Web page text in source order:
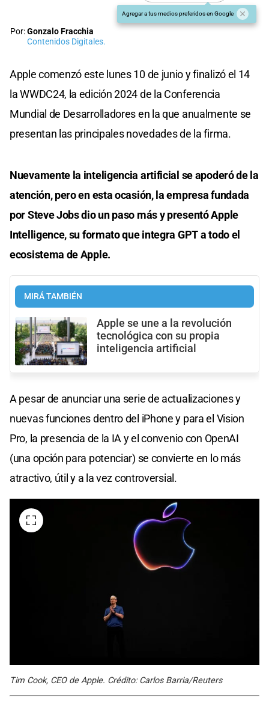
Agregar a tus medios preferidos en Google
Por:Gonzalo Fracchia
Contenidos Digitales.
Apple comenzó este lunes 10 de junio y finalizó el 14
la WWDC24, la edición 2024 de la Conferencia
Mundial de Desarrolladores en la que anualmente se
presentan las principales novedades de la firma.
Nuevamente la inteligencia artificial se apoderó de la
atención, pero en esta ocasión, la empresa fundada
por Steve Jobs dio un paso más y presentó Apple
Intelligence, su formato que integra GPT a todo el
ecosistema de Apple.
MIRÁ TAMBIÉN
Apple se une a la revolución
tecnológica con su propia
inteligencia artificial
A pesar de anunciar una serie de actualizaciones y
nuevas funciones dentro del iPhone y para el Vision
Pro, la presencia de la IA y el convenio con OpenAI
(una opción para potenciar) se convierte en lo más
atractivo, útil y a la vez controversial.
Tim Cook, CEO de Apple. Crédito: Carlos Barria/Reuters